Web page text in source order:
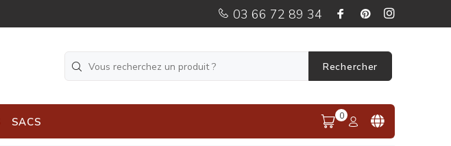
03 66 72 89 34
Rechercher
SACS 0